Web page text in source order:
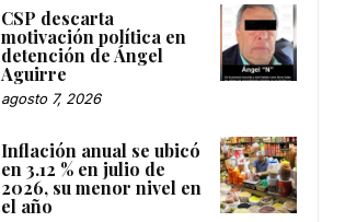
CSP descarta
motivación política en
detención de Ángel
Aguirre
agosto 7, 2026
Inflación anual se ubicó
en 3.12 % en julio de
2026, su menor nivel en
el año